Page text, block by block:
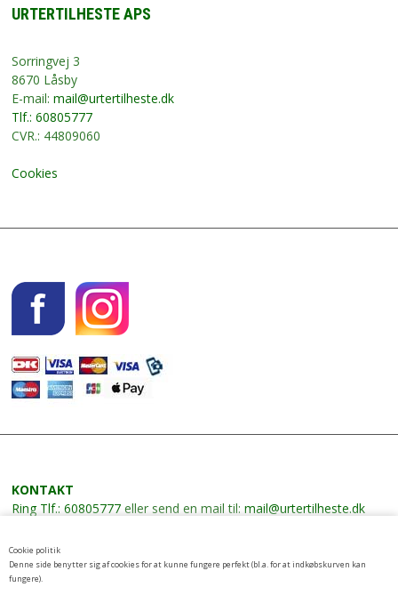
Cookie politik
Denne side benytter sig af cookies for at kunne fungere perfekt (bl.a. for at indkøbskurven kan
fungere).
URTERTILHESTE APS
Sorringvej 3
8670 Låsby
E-mail: mail@urtertilheste.dk
Tlf.: 60805777
CVR.: 44809060
Cookies
KONTAKT
Ring Tlf.: 60805777eller send en mail til: mail@urtertilheste.dk
VILKÅR
Leverings- og betalingsbetingelser